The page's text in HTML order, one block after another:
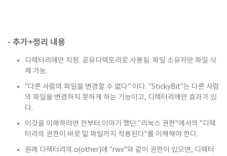
- 추가+정리 내용
디렉터리에만 지정. 공유디렉토리로 사용됨. 파일 소유자만 파일 삭
제 가능.
"다른 사람의 파일을 변경할 수 없다" 이다. "StickyBit"는 다른 사람
의 파일을 변경하지 못하게 하는 기능이고, 디렉터리에만 효과가 있
다.
이것을 이해하려면 전부터 이야기 했던 "리눅스 권한"에서의 "디렉
터리의 권한이 바로 밑 파일까지 적용된다"를 이해해야 한다.
원래 디렉터리의 o(other)에 "rwx"와 같이 권한이 있으면, 디렉터